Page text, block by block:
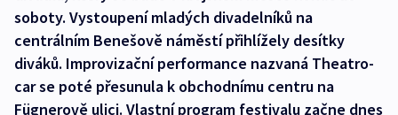
soboty. Vystoupení mladých divadelníků na
centrálním Benešově náměstí přihlížely desítky
diváků. Improvizační performance nazvaná Theatro-
car se poté přesunula k obchodnímu centru na
Fügnerově ulici. Vlastní program festivalu začne dnes